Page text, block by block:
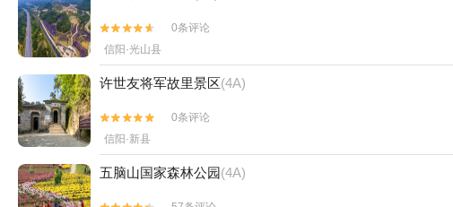


0条评论
信阳·光山县
许世友将军故里景区(4A)


0条评论
信阳·新县
五脑山国家森林公园(4A)